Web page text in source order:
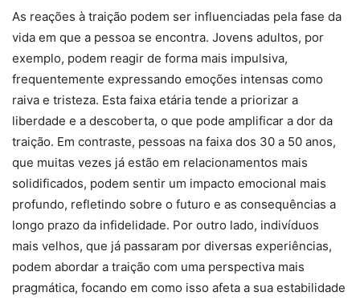
As reações à traição podem ser influenciadas pela fase da
vida em que a pessoa se encontra. Jovens adultos, por
exemplo, podem reagir de forma mais impulsiva,
frequentemente expressando emoções intensas como
raiva e tristeza. Esta faixa etária tende a priorizar a
liberdade e a descoberta, o que pode amplificar a dor da
traição. Em contraste, pessoas na faixa dos 30 a 50 anos,
que muitas vezes já estão em relacionamentos mais
solidificados, podem sentir um impacto emocional mais
profundo, refletindo sobre o futuro e as consequências a
longo prazo da infidelidade. Por outro lado, indivíduos
mais velhos, que já passaram por diversas experiências,
podem abordar a traição com uma perspectiva mais
pragmática, focando em como isso afeta a sua estabilidade